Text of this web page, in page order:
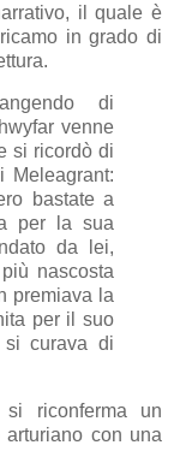
il quale è
in grado di
di
venne
si ricordò di
Meleagrant:
bastate a
per la sua
da lei,
nascosta
premiava la
per il suo
si curava di
si riconferma un
con una